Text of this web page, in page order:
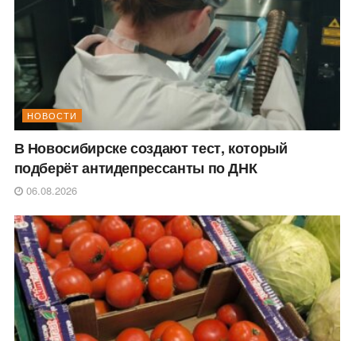
НОВОСТИ
В Новосибирске создают тест, который
подберёт антидепрессанты по ДНК
06.08.2026